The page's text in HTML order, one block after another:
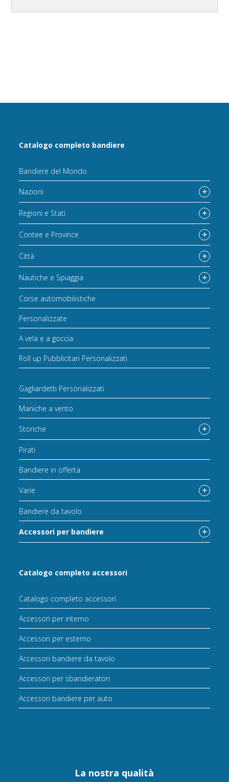
Catalogo completo bandiere
Bandiere del Mondo
Nazioni
Regioni e Stati
Contee e Province
Città
Nautiche e Spiaggia
Corse automobilistiche
Personalizzate
A vela e a goccia
Roll up Pubblicitari Personalizzati
Gagliardetti Personalizzati
Maniche a vento
Storiche
Pirati
Bandiere in offerta
Varie
Bandiere da tavolo
Accessori per bandiere
Catalogo completo accessori
Catalogo completo accessori
Accessori per interno
Accessori per esterno
Accessori bandiere da tavolo
Accessori per sbandieratori
Accessori bandiere per auto
La nostra qualità